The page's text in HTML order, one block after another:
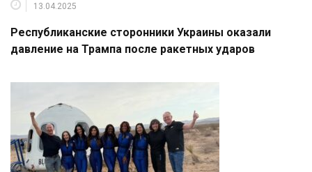
13.04.2025
Республиканские сторонники Украины оказали
давление на Трампа после ракетных ударов